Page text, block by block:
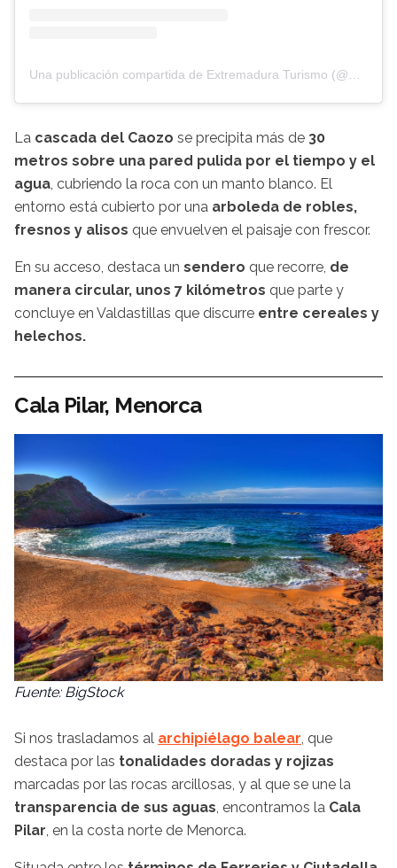
Una publicación compartida de Extremadura Turismo (@extremadura_tur)
La cascada del Caozo se precipita más de 30
metros sobre una pared pulida por el tiempo y el
agua, cubriendo la roca con un manto blanco. El
entorno está cubierto por una arboleda de robles,
fresnos y alisos que envuelven el paisaje con frescor.
En su acceso, destaca un sendero que recorre, de
manera circular, unos 7 kilómetros que parte y
concluye en Valdastillas que discurre entre cereales y
helechos.
Cala Pilar, Menorca
Fuente: BigStock
Si nos trasladamos al archipiélago balear , que
destaca por las tonalidades doradas y rojizas
marcadas por las rocas arcillosas, y al que se une la
transparencia de sus aguas , encontramos la Cala
Pilar , en la costa norte de Menorca.